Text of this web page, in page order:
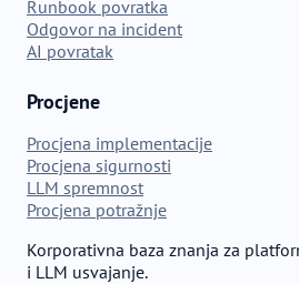
Runbook povratka
Odgovor na incident
AI povratak
Procjene
Procjena implementacije
Procjena sigurnosti
LLM spremnost
Procjena potražnje
Korporativna baza znanja za
i LLM usvajanje.